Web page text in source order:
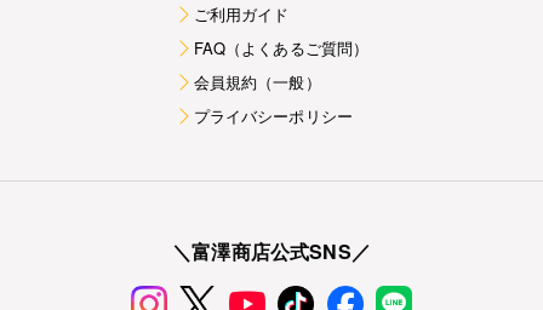
ご利用ガイド
FAQ（よくあるご質問）
会員規約（一般）
プライバシーポリシー
＼富澤商店公式SNS／